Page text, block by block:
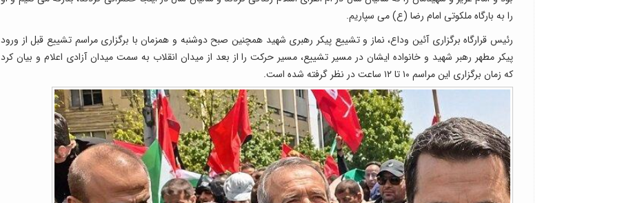
را به بارگاه ملکوتی امام رضا (ع) می سپاریم.
رئیس قرارگاه برگزاری آئین وداع، نماز و تشییع پیکر رهبری شهید همچنین صبح دوشنبه و همزمان با برگزاری مراسم تشییع قبل از ورود
پیکر مطهر رهبر شهید و خانواده ایشان در مسیر تشییع، مسیر حرکت را از بعد از میدان انقلاب به سمت میدان آزادی اعلام و بیان کرد
که زمان برگزاری این مراسم ۱۰ تا ۱۲ ساعت در نظر گرفته شده است.